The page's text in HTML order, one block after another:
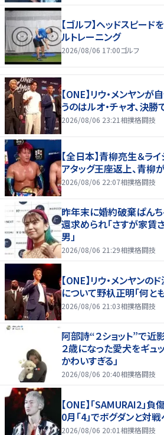
【ゴルフ】ヘッドスピー
ルトレーニング
2026/08/06 17:00ゴルフ
【ONE】リウ・メンヤン
うのはルオ・チャオ、決
2026/08/06 23:21 相撲格闘技
【全日本】青柳亮生＆ラ
アタッグ王座返上、青柳
2026/08/06 22:07相撲格闘技
昨年末に婚約破棄ぱん
還求められ「さすが家賃
男」
2026/08/06 21:29相撲格闘技
【ONE】リウ・メンヤン
について野杁正明「何と
2026/08/06 21:03相撲格闘技
阿部詩“２ショット”で近
２歳になった愛犬をギュッ
かわいすぎる」
2026/08/06 20:40相撲格闘技
【ONE】「SAMURAI2」
0月「4」でボグダンと対
2026/08/06 20:01 相撲格闘技